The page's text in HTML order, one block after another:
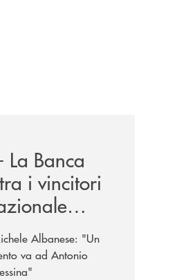
La Banca
i vincitori
Italia
Albanese: "Un
va ad Antonio